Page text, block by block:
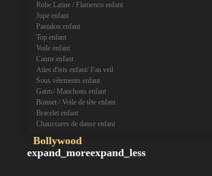
Robe Latine / Flamenco enfant
Jupe enfant
Pantalon enfant
Top enfant
Voile enfant
Canne enfant
Ailes d'isis enfant/ Fan veil
Sous vêtements enfant
Gants/ Manchons enfant
Bonnet / Voile de tête enfant
Bracelet enfant
Chaussures de danse enfant
Bollywood
expand_moreexpand_less